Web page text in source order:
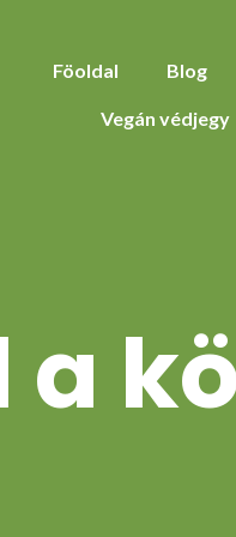
Föoldal Blog
Vegán védjegy
a